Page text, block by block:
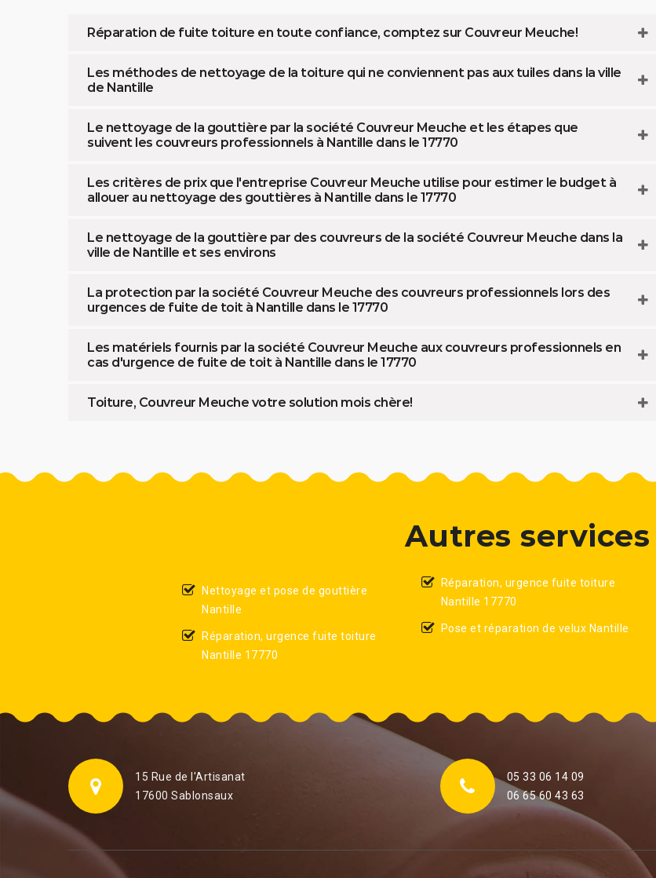
Réparation de fuite toiture en toute confiance, comptez sur Couvreur Meuche!
Les méthodes de nettoyage de la toiture qui ne conviennent pas aux tuiles dans la ville
de Nantille
Le nettoyage de la gouttière par la société Couvreur Meuche et les étapes que
suivent les couvreurs professionnels à Nantille dans le 17770
Les critères de prix que l'entreprise Couvreur Meuche utilise pour estimer le budget à
allouer au nettoyage des gouttières à Nantille dans le 17770
Le nettoyage de la gouttière par des couvreurs de la société Couvreur Meuche dans la
ville de Nantille et ses environs
La protection par la société Couvreur Meuche des couvreurs professionnels lors des
urgences de fuite de toit à Nantille dans le 17770
Les matériels fournis par la société Couvreur Meuche aux couvreurs professionnels en
cas d'urgence de fuite de toit à Nantille dans le 17770
Toiture, Couvreur Meuche votre solution mois chère!
Autres services
Nettoyage et pose de gouttière
Nantille
Réparation, urgence fuite toiture
Nantille 17770
Réparation, urgence fuite toiture
Nantille 17770
Pose et réparation de velux Nantille
15 Rue de l'Artisanat
17600 Sablonsaux
05 33 06 14 09
06 65 60 43 63